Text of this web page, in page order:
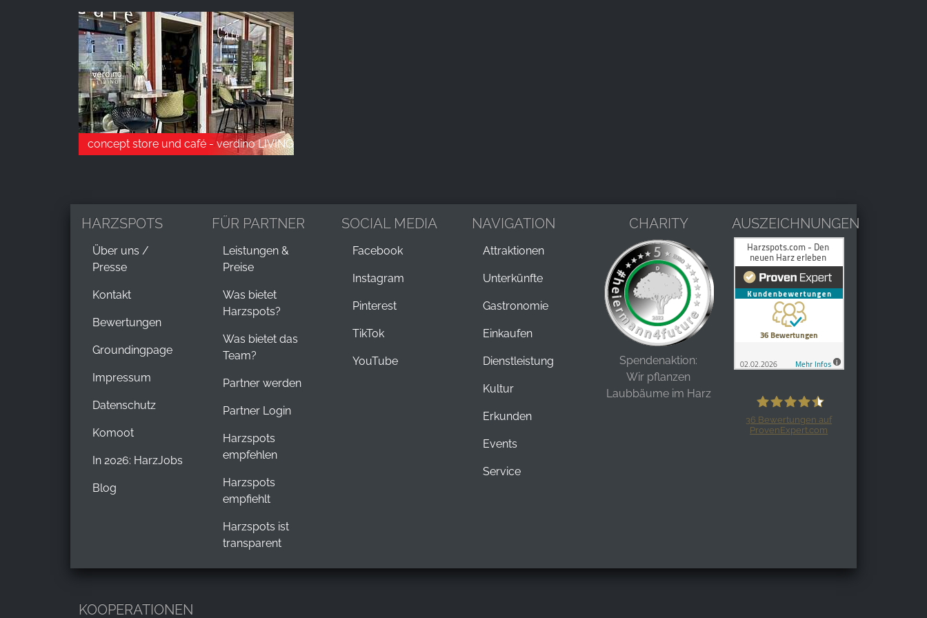
concept store und café - verdino LIVING
HARZSPOTS
Über uns /
Presse
Kontakt
Bewertungen
Groundingpage
Impressum
Datenschutz
Komoot
In 2026: HarzJobs
Blog
FÜR PARTNER
Leistungen &
Preise
Was bietet
Harzspots?
Was bietet das
Team?
Partner werden
Partner Login
Harzspots
empfehlen
Harzspots
empfiehlt
Harzspots ist
transparent
SOCIAL MEDIA
Facebook
Instagram
Pinterest
TikTok
YouTube
NAVIGATION
Attraktionen
Unterkünfte
Gastronomie
Einkaufen
Dienstleistung
Kultur
Erkunden
Events
Service
CHARITY
Spendenaktion:
Wir pflanzen
Laubbäume im Harz
AUSZEICHNUNGEN
36 Bewertungen auf
ProvenExpert.com
KOOPERATIONEN